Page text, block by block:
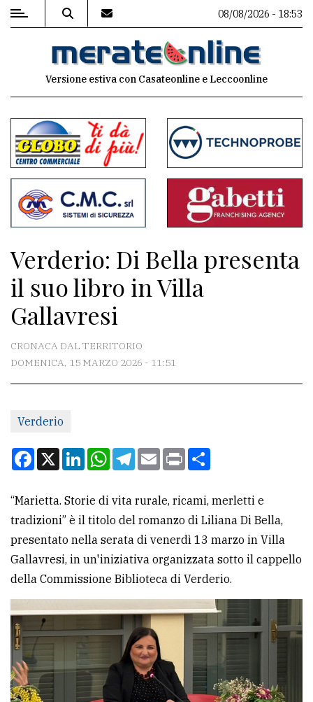
MENU
commenti
Contenuti
del
sito
Associazioni
Meteo
CONTATTI
Scrivici
Per
la
pubblicità
CERCA
Cerca
comune
Ricerca
avanzata
08/08/2026 - 18:53
Versione estiva con Casateonline e Leccoonline
Verderio: Di Bella presenta
il suo libro in Villa
Gallavresi
CRONACA DAL TERRITORIO
DOMENICA, 15 MARZO 2026 - 11:51
Verderio
Facebook
X LinkedInWhatsApp
Telegram
EmailPrint
“Marietta. Storie di vita rurale, ricami, merletti e
tradizioni” è il titolo del romanzo di Liliana Di Bella,
presentato nella serata di venerdì 13 marzo in Villa
Gallavresi, in un'iniziativa organizzata sotto il cappello
della Commissione Biblioteca di Verderio.